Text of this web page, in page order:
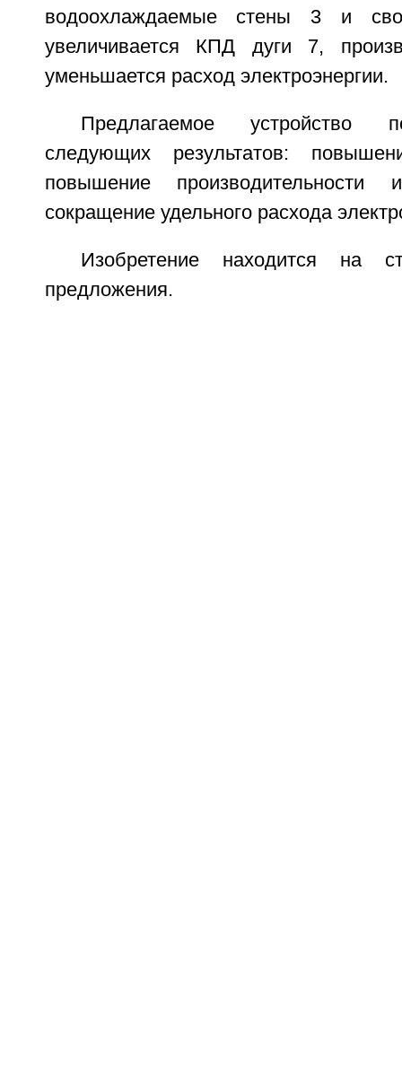
водоохлаждаемые стены 3 и
увеличивается КПД дуги 7,
уменьшается расход электроэнергии.
Предлагаемое устройство
следующих результатов:
повышение
сокращение удельного расхода
Изобретение находится на
предложения.